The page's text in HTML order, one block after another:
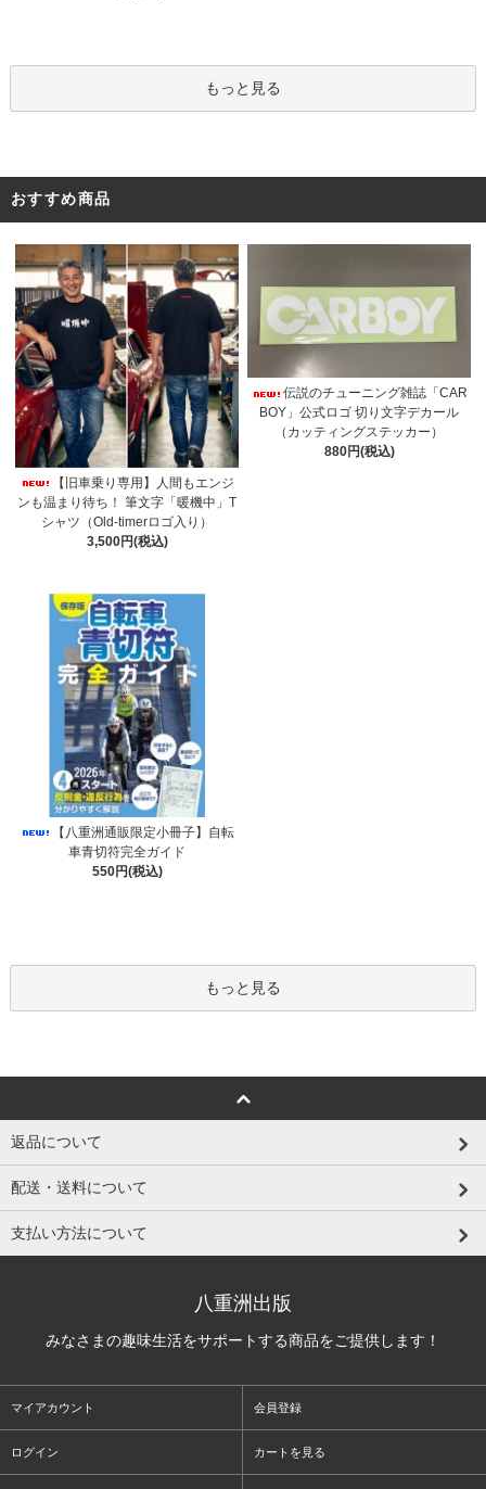
もっと見る
おすすめ商品
【旧車乗り専用】人間もエンジ
ンも温まり待ち！ 筆文字「暖機中」T
シャツ（Old-timerロゴ入り）
3,500円(税込)
伝説のチューニング雑誌「CAR
BOY」公式ロゴ 切り文字デカール
（カッティングステッカー）
880円(税込)
【八重洲通販限定小冊子】自転
車青切符完全ガイド
550円(税込)
もっと見る
返品について
配送・送料について
支払い方法について
八重洲出版
みなさまの趣味生活をサポートする商品をご提供します！
マイアカウント 会員登録
ログイン カートを見る